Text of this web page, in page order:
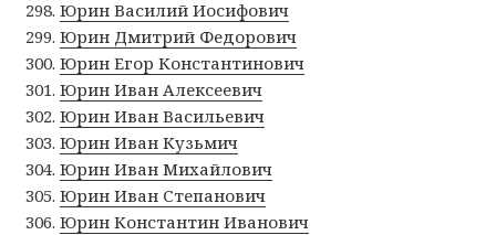
Юрин Василий Иосифович
Юрин Дмитрий Федорович
Юрин Егор Константинович
Юрин Иван Алексеевич
Юрин Иван Васильевич
Юрин Иван Кузьмич
Юрин Иван Михайлович
Юрин Иван Степанович
Юрин Константин Иванович